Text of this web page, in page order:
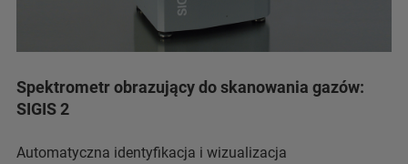
Spektrometr obrazujący do skanowania gazów:
SIGIS 2
Automatyczna identyfikacja i wizualizacja